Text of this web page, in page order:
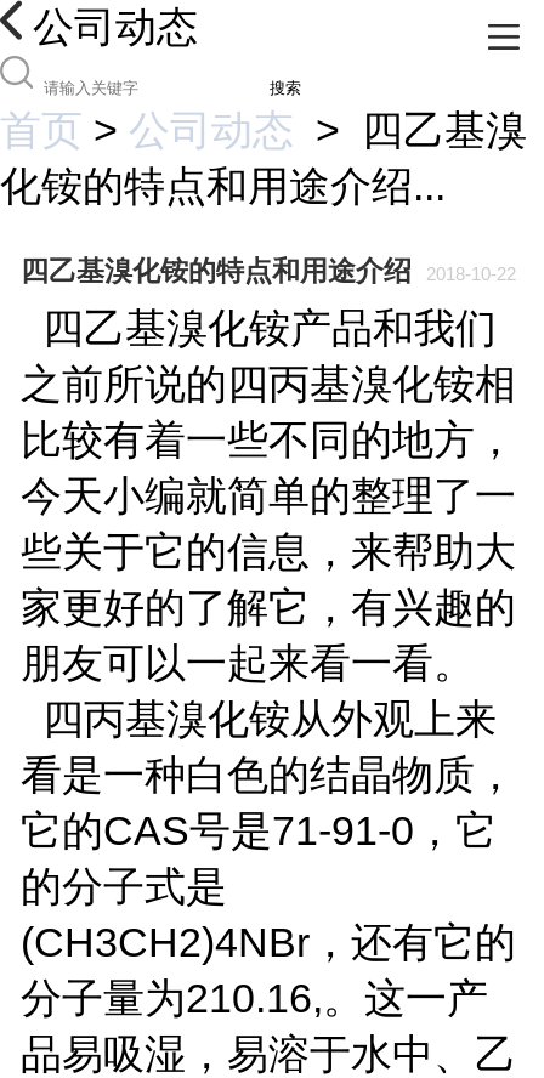
公司动态
搜索
首页 > 公司动态 >
四乙基溴
化铵的特点和用途介绍...
四乙基溴化铵的特点和用途介绍 2018-10-22
四乙基溴化铵产品和我们
之前所说的四丙基溴化铵相
比较有着一些不同的地方，
今天小编就简单的整理了一
些关于它的信息，来帮助大
家更好的了解它，有兴趣的
朋友可以一起来看一看。
四丙基溴化铵从外观上来
看是一种白色的结晶物质，
它的CAS号是71-91-0，它
的分子式是
(CH3CH2)4NBr，还有它的
分子量为210.16,。这一产
品易吸湿，易溶于水中、乙